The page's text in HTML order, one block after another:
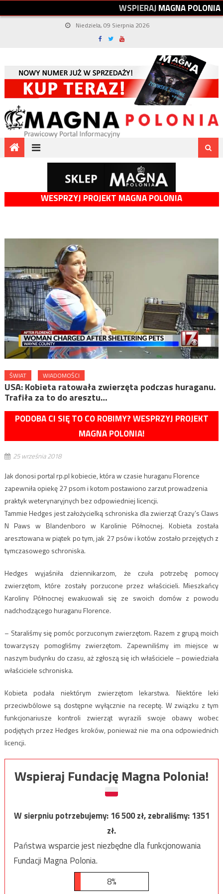
WSPIERAJMAGNAPOLONIA
Niedziela, 09 Sierpnia 2026
WESPRZYJ PROJEKT MAGNA POLONIA
ŚWIAT WIADOMOŚCI
USA: Kobieta ratowała zwierzęta podczas huraganu.
Trafiła za to do aresztu…
PODOBA CI SIĘ TO CO ROBIMY? WESPRZYJ PROJEKT
MAGNA POLONIA!
25 września 2018
Jak donosi portal rp.pl kobiecie, która w czasie huraganu Florence
zapewniła opiekę 27 psom i kotom postawiono zarzut prowadzenia
praktyk weterynaryjnych bez odpowiedniej licencji.
Tammie Hedges jest założycielką schroniska dla zwierząt Crazy’s Claws
N Paws w Blandenboro w Karolinie Północnej. Kobieta została
aresztowana w piątek po tym, jak 27 psów i kotów zostało przejętych z
tymczasowego schroniska.
Hedges wyjaśniła dziennikarzom, że czuła potrzebę pomocy
zwierzętom, które zostały porzucone przez właścicieli. Mieszkańcy
Karoliny Północnej ewakuowali się ze swoich domów z powodu
nadchodzącego huraganu Florence.
– Staraliśmy się pomóc porzuconym zwierzętom. Razem z grupą moich
towarzyszy pomogliśmy zwierzętom. Zapewniliśmy im miejsce w
naszym budynku do czasu, aż zgłoszą się ich właściciele – powiedziała
właściciele schroniska.
Kobieta podała niektórym zwierzętom lekarstwa. Niektóre leki
przeciwbólowe są dostępne wyłącznie na receptę. W związku z tym
funkcjonariusze kontroli zwierząt wyrazili swoje obawy wobec
podjętych przez Hedges kroków, ponieważ nie ma ona odpowiednich
licencji.
Wspieraj Fundację Magna Polonia!
W sierpniu potrzebujemy:16 500zł, zebraliśmy:1351
zł.
Państwa wsparcie jest niezbędne dla funkcjonowania
Fundacji Magna Polonia.
8%